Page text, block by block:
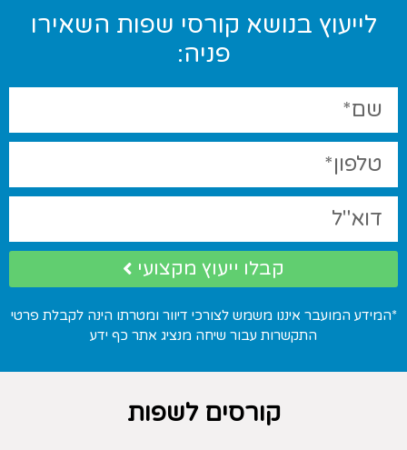
לייעוץ בנושא קורסי שפות השאירו
פניה:
קבלו ייעוץ מקצועי
*המידע המועבר איננו משמש לצורכי דיוור ומטרתו הינה לקבלת פרטי
התקשרות עבור שיחה מנציג אתר כף ידע
קורסים לשפות